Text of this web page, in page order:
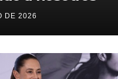
DE 2026